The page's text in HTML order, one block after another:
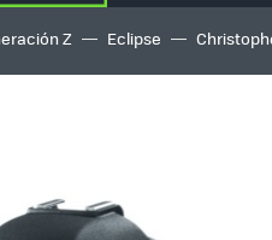
Z Eclipse